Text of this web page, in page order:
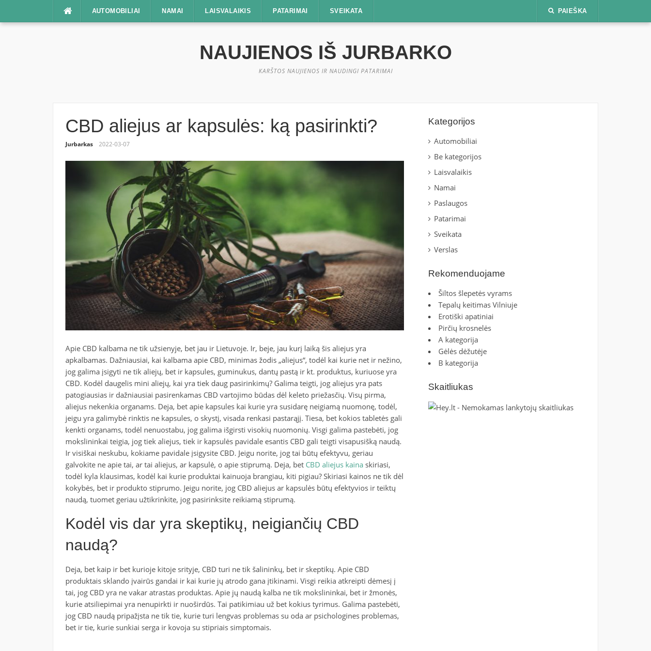
AUTOMOBILIAI NAMAI LAISVALAIKIS PATARIMAI SVEIKATA PAIEŠKA
NAUJIENOS IŠ JURBARKO
KARŠTOS NAUJIENOS IR NAUDINGI PATARIMAI
CBD aliejus ar kapsulės: ką pasirinkti?
Jurbarkas 2022-03-07
Apie CBD kalbama ne tik užsienyje, bet jau ir Lietuvoje. Ir, beje, jau kurį laiką šis aliejus yra
apkalbamas. Dažniausiai, kai kalbama apie CBD, minimas žodis „aliejus“, todėl kai kurie net ir nežino,
jog galima įsigyti ne tik aliejų, bet ir kapsules, guminukus, dantų pastą ir kt. produktus, kuriuose yra
CBD. Kodėl daugelis mini aliejų, kai yra tiek daug pasirinkimų? Galima teigti, jog aliejus yra pats
patogiausias ir dažniausiai pasirenkamas CBD vartojimo būdas dėl keleto priežasčių. Visų pirma,
aliejus nekenkia organams. Deja, bet apie kapsules kai kurie yra susidarę neigiamą nuomonę, todėl,
jeigu yra galimybė rinktis ne kapsules, o skystį, visada renkasi pastarąjį. Tiesa, bet kokios tabletės gali
kenkti organams, todėl nenuostabu, jog galima išgirsti visokių nuomonių. Visgi galima pastebėti, jog
mokslininkai teigia, jog tiek aliejus, tiek ir kapsulės pavidale esantis CBD gali teigti visapusišką naudą.
Ir visiškai neskubu, kokiame pavidale įsigysite CBD. Jeigu norite, jog tai būtų efektyvu, geriau
galvokite ne apie tai, ar tai aliejus, ar kapsulė, o apie stiprumą. Deja, bet CBD aliejus kaina skiriasi,
todėl kyla klausimas, kodėl kai kurie produktai kainuoja brangiau, kiti pigiau? Skiriasi kainos ne tik dėl
kokybės, bet ir produkto stiprumo. Jeigu norite, jog CBD aliejus ar kapsulės būtų efektyvios ir teiktų
naudą, tuomet geriau užtikrinkite, jog pasirinksite reikiamą stiprumą.
Kodėl vis dar yra skeptikų, neigiančių CBD
naudą?
Deja, bet kaip ir bet kurioje kitoje srityje, CBD turi ne tik šalininkų, bet ir skeptikų. Apie CBD
produktais sklando įvairūs gandai ir kai kurie jų atrodo gana įtikinami. Visgi reikia atkreipti dėmesį į
tai, jog CBD yra ne vakar atrastas produktas. Apie jų naudą kalba ne tik mokslininkai, bet ir žmonės,
kurie atsiliepimai yra nenupirkti ir nuoširdūs. Tai patikimiau už bet kokius tyrimus. Galima pastebėti,
jog CBD naudą pripažįsta ne tik tie, kurie turi lengvas problemas su oda ar psichologines problemas,
bet ir tie, kurie sunkiai serga ir kovoja su stipriais simptomais.
Kategorijos
Automobiliai
Be kategorijos
Laisvalaikis
Namai
Paslaugos
Patarimai
Sveikata
Verslas
Rekomenduojame
Šiltos šlepetės vyrams
Tepalų keitimas Vilniuje
Erotiški apatiniai
Pirčių krosnelės
A kategorija
Gėlės dėžutėje
B kategorija
Skaitliukas